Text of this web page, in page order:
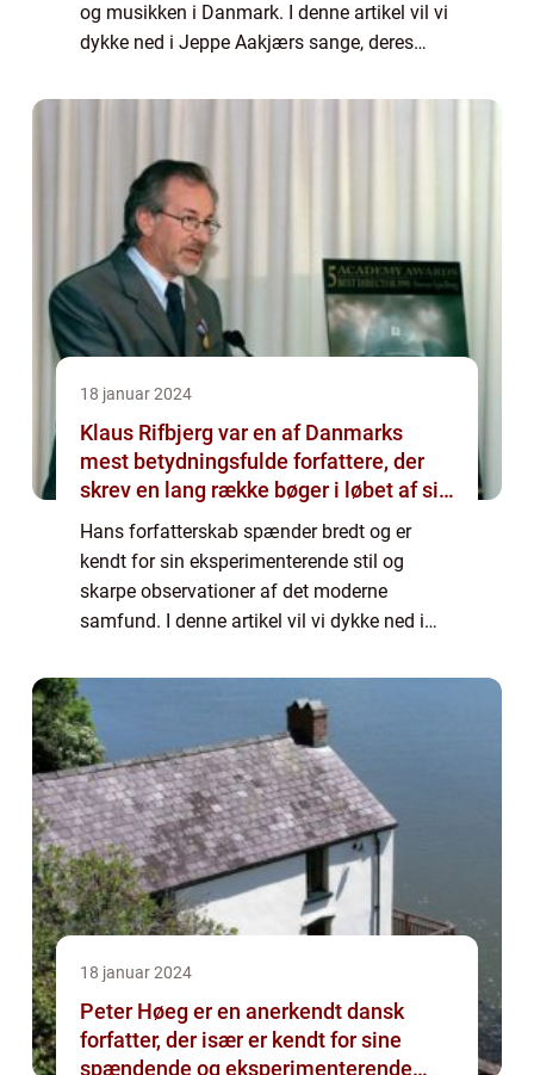
og musikken i Danmark. I denne artikel vil vi
dykke ned i Jeppe Aakjærs sange, deres
hans musikalske karriere. Jeppe Aakjæ...
18 januar 2024
Klaus Rifbjerg var en af Danmarks
mest betydningsfulde forfattere, der
skrev en lang række bøger i løbet af sin
karriere
Hans forfatterskab spænder bredt og er
kendt for sin eksperimenterende stil og
skarpe observationer af det moderne
samfund. I denne artikel vil vi dykke ned i
gør dem så unikke og vigtige inden for
dansk li...
18 januar 2024
Peter Høeg er en anerkendt dansk
forfatter, der især er kendt for sine
spændende og eksperimenterende